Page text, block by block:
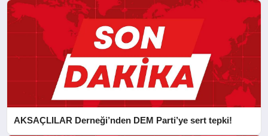
AKSAÇLILAR Derneği’nden DEM Parti’ye sert tepki!